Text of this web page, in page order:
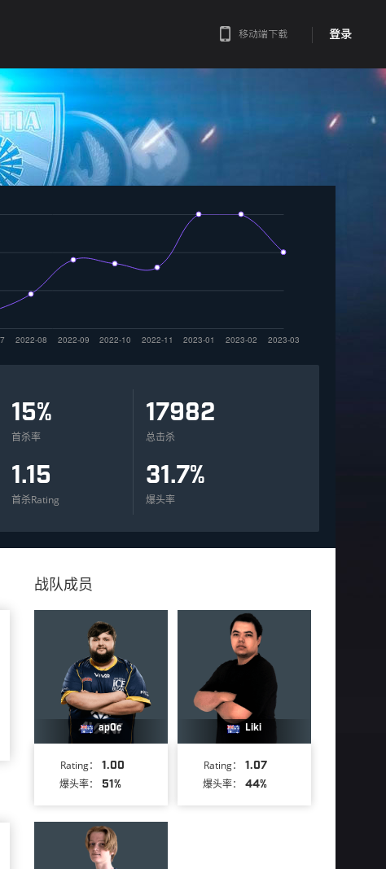
登录
移动端下载
15%
首杀率
17982
总击杀
1.15
首杀Rating
31.7%
爆头率
战队成员
ap0c
Rating： 1.00
爆头率： 51%
Liki
Rating： 1.07
爆头率： 44%